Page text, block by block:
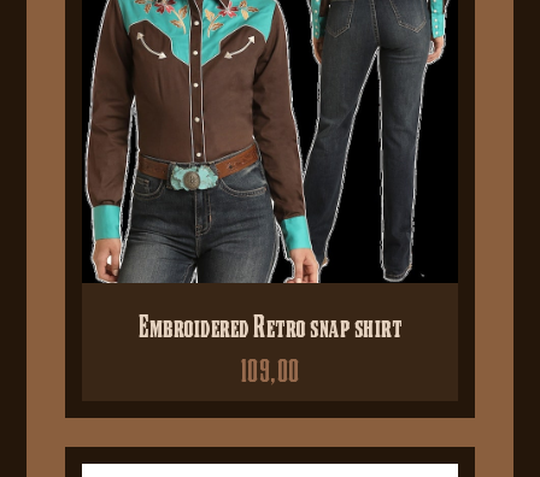
Embroidered Retro snap shirt
109,00